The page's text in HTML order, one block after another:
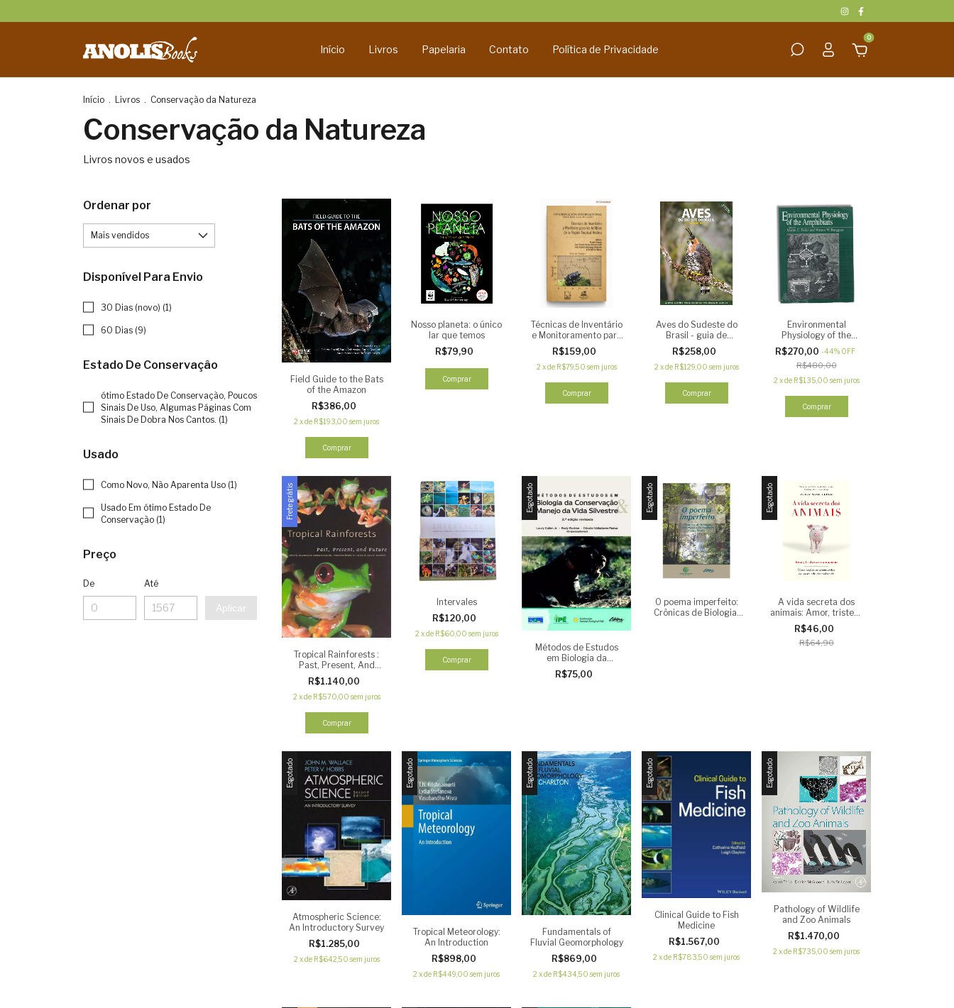
Início Livros Papelaria Contato Política de Privacidade
0
Início . Livros . Conservação da Natureza
Conservação da Natureza
Livros novos e usados
Ordenar por
Disponível Para Envio
30 Dias (novo) (1)
60 Dias (9)
Estado De Conservaçâo
ótimo Estado De Conservação, Poucos
Sinais De Uso, Algumas Páginas Com
Sinais De Dobra Nos Cantos. (1)
Usado
Como Novo, Não Aparenta Uso (1)
Usado Em ótimo Estado De
Conservação (1)
Preço
De Até
Aplicar
Field Guide to the Bats
of the Amazon
R$386,00
2 xde R$193,00 sem juros
Comprar
Nosso planeta: o único
lar que temos
R$79,90
Técnicas de Inventário
e Monitoramento para
Anfíbios da Região
Tropical Andina
R$159,00
2 xde R$79,50 sem juros
Comprar
Aves do Sudeste do
Brasil - guia de
identificação (2ª
edição)
R$258,00
2 xde R$129,00 sem juros
Environmental
Physiology of the
Amphibians
R$270,00 -44% OFF
R$480,00
2 xde R$135,00 sem juros
Comprar
Frete grátis
Tropical Rainforests :
Past, Present, And
Future
R$1.140,00
2 xde R$570,00 sem juros
Comprar
Intervales
R$120,00
2 xde R$60,00 sem juros
Comprar
Esgotado
Métodos de Estudos
em Biologia da
Conservação e Manejo
da Vida Silvestre
R$75,00
Esgotado
O poema imperfeito:
Crônicas de Biologia,
Esgotado
A vida secreta dos
animais: Amor, tristeza
e compaixão -
Observações
surpreendentes de um
R$46,00
R$64,90
Esgotado
Atmospheric Science:
An Introductory Survey
R$1.285,00
2 xde R$642,50 sem juros
Esgotado
Tropical Meteorology:
An Introduction
R$898,00
2 xde R$449,00 sem juros
Esgotado
Fundamentals of
Fluvial Geomorphology
R$869,00
2 xde R$434,50 sem juros
Esgotado
Clinical Guide to Fish
Medicine
R$1.567,00
2 xde R$783,50 sem juros
Esgotado
Pathology of Wildlife
and Zoo Animals
R$1.470,00
2 xde R$735,00 sem juros